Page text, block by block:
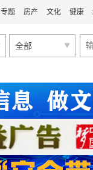
专题 房产 文化 健康
全部